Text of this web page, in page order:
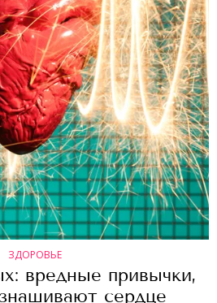
ЗДОРОВЬЕ
вредные привычки,
сердце